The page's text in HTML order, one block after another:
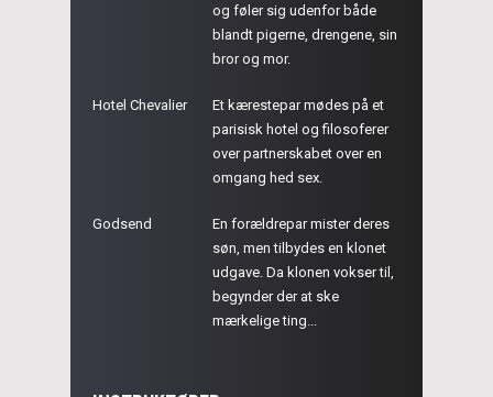
og føler sig udenfor både
blandt pigerne, drengene, sin
bror og mor.
Hotel Chevalier
Et kærestepar mødes på et
parisisk hotel og filosoferer
over partnerskabet over en
omgang hed sex.
Godsend
En forældrepar mister deres
søn, men tilbydes en klonet
udgave. Da klonen vokser til,
begynder der at ske
mærkelige ting...